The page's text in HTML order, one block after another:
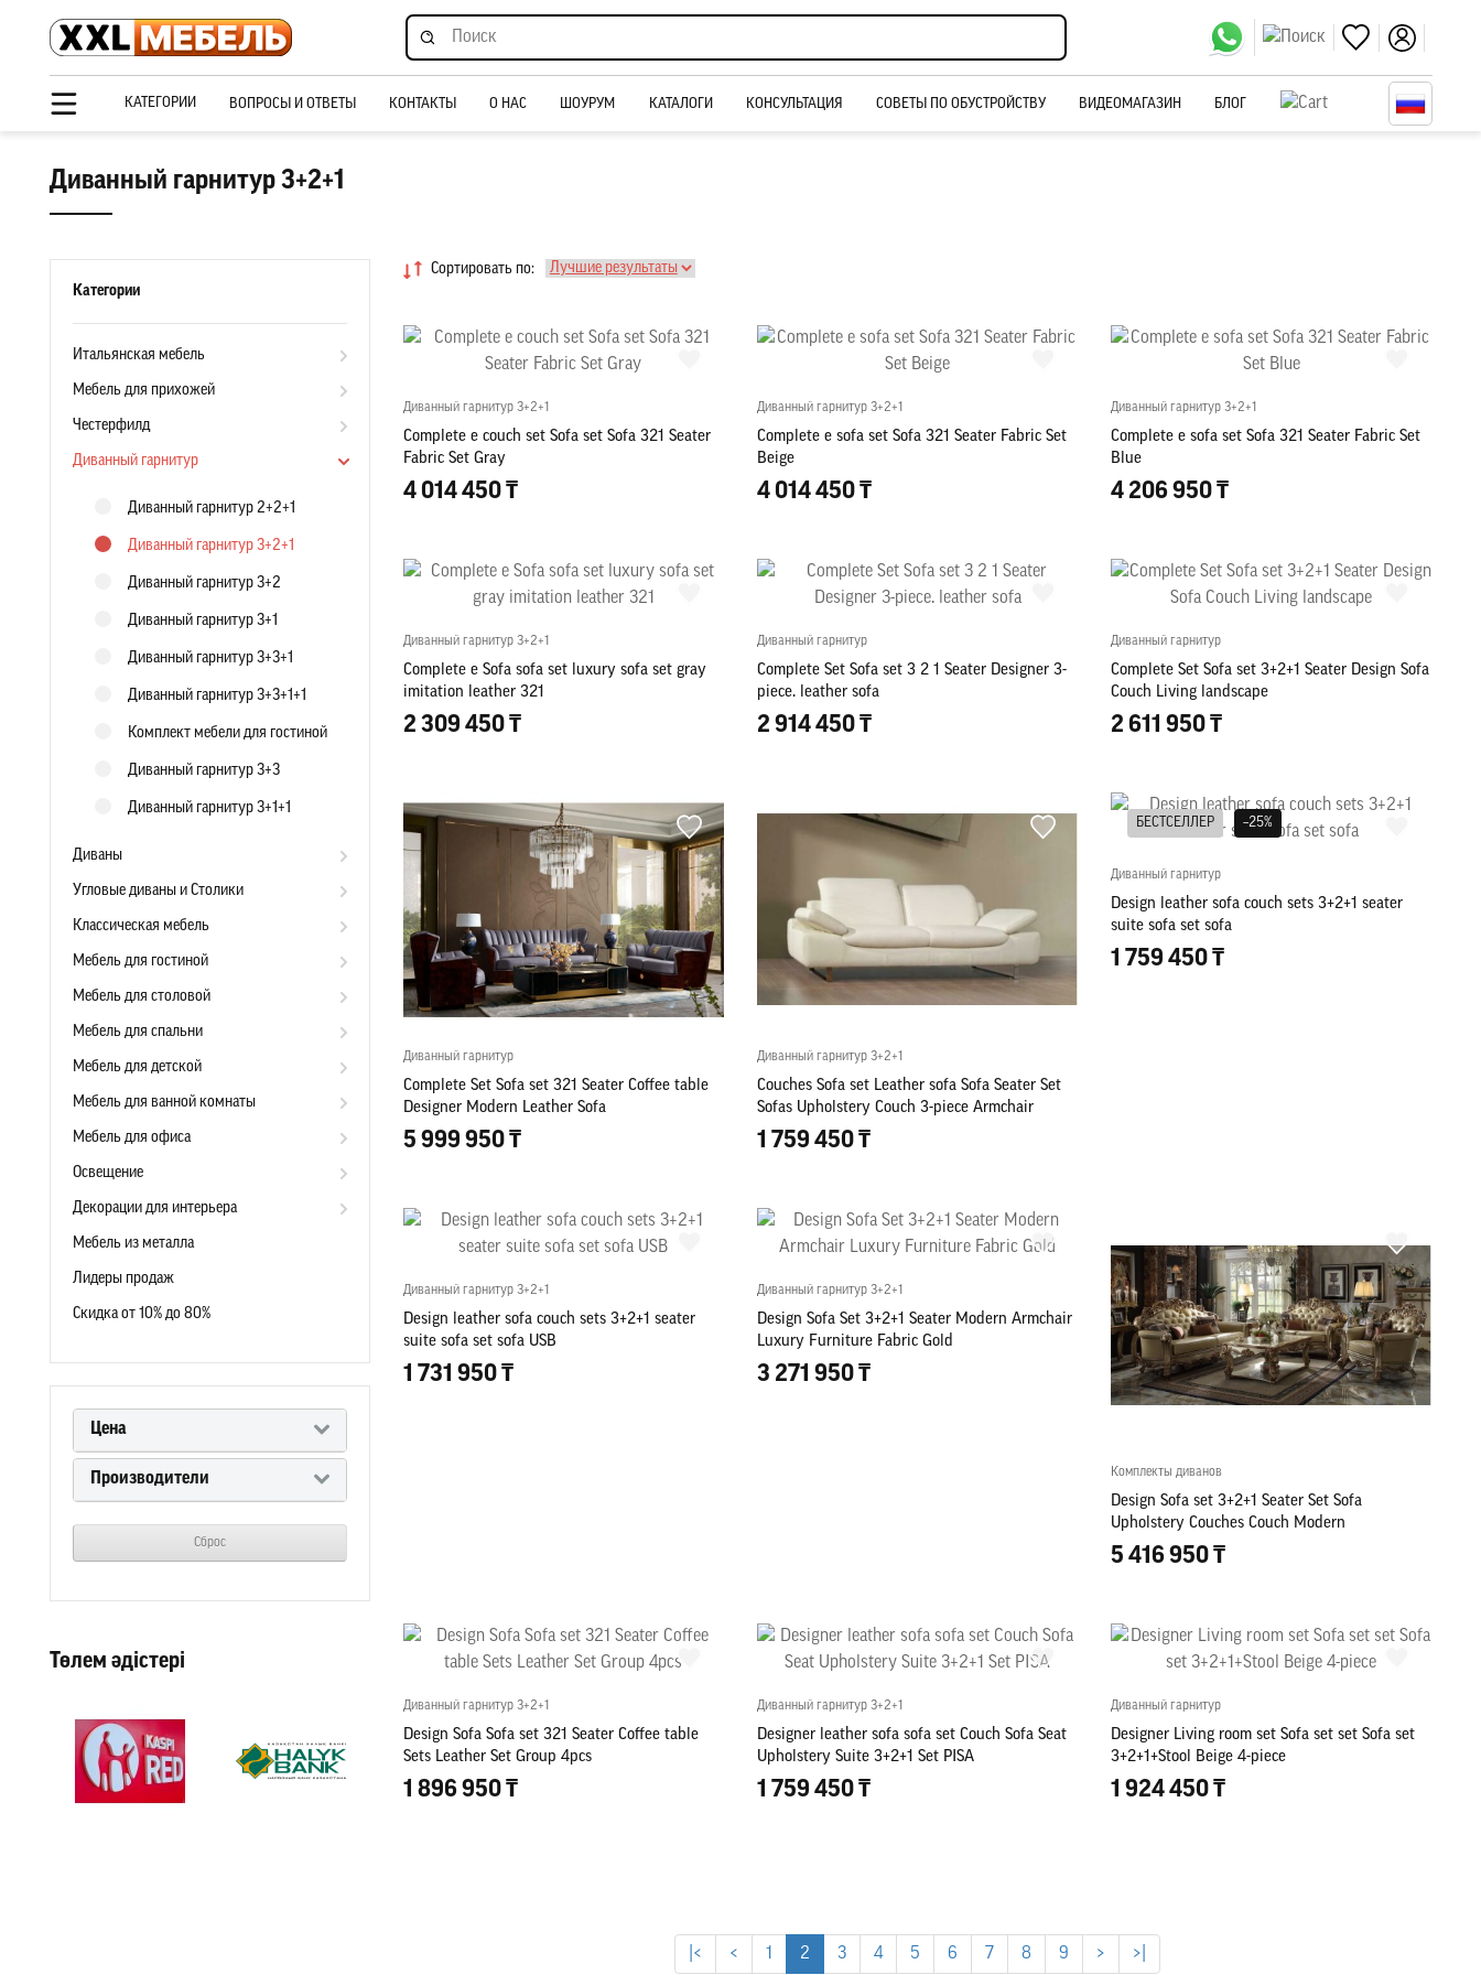
КАТЕГОРИИ ВОПРОСЫ И ОТВЕТЫ КОНТАКТЫ О НАС ШОУРУМ КАТАЛОГИ КОНСУЛЬТАЦИЯ СОВЕТЫ ПО ОБУСТРОЙСТВУ ВИДЕОМАГАЗИН БЛОГ
Диванный гарнитур 3+2+1
Категории
Итальянская мебель
Мебель для прихожей
Честерфилд
Диванный гарнитур
Диванный гарнитур 2+2+1
Диванный гарнитур 3+2+1
Диванный гарнитур 3+2
Диванный гарнитур 3+1
Диванный гарнитур 3+3+1
Диванный гарнитур 3+3+1+1
Комплект мебели для гостиной
Диванный гарнитур 3+3
Диванный гарнитур 3+1+1
Диваны
Угловые диваны и Столики
Классическая мебель
Мебель для гостиной
Мебель для столовой
Мебель для спальни
Мебель для детской
Мебель для ванной комнаты
Мебель для офиса
Освещение
Декорации для интерьера
Мебель из металла
Лидеры продаж
Скидка от 10% до 80%
Цена
Производители
Сброс
Төлем әдістері
Сортировать по:
Диванный гарнитур 3+2+1
Complete e couch set Sofa set Sofa 321 Seater
Fabric Set Gray
4 014 450 ₸
Диванный гарнитур 3+2+1
Complete e sofa set Sofa 321 Seater Fabric Set
Beige
4 014 450 ₸
Диванный гарнитур 3+2+1
Complete e sofa set Sofa 321 Seater Fabric Set
Blue
4 206 950 ₸
Диванный гарнитур 3+2+1
Complete e Sofa sofa set luxury sofa set gray
imitation leather 321
2 309 450 ₸
Диванный гарнитур
Complete Set Sofa set 3 2 1 Seater Designer 3-
piece. leather sofa
2 914 450 ₸
Диванный гарнитур
Complete Set Sofa set 3+2+1 Seater Design Sofa
Couch Living landscape
2 611 950 ₸
Диванный гарнитур
Complete Set Sofa set 321 Seater Coffee table
Designer Modern Leather Sofa
5 999 950 ₸
Диванный гарнитур 3+2+1
Couches Sofa set Leather sofa Sofa Seater Set
Sofas Upholstery Couch 3-piece Armchair
1 759 450 ₸
БЕСТСЕЛЛЕР –25%
Диванный гарнитур
Design leather sofa couch sets 3+2+1 seater
suite sofa set sofa
1 759 450 ₸
Диванный гарнитур 3+2+1
Design leather sofa couch sets 3+2+1 seater
suite sofa set sofa USB
1 731 950 ₸
Диванный гарнитур 3+2+1
Design Sofa Set 3+2+1 Seater Modern Armchair
Luxury Furniture Fabric Gold
3 271 950 ₸
Комплекты диванов
Design Sofa set 3+2+1 Seater Set Sofa
Upholstery Couches Couch Modern
5 416 950 ₸
Диванный гарнитур 3+2+1
Design Sofa Sofa set 321 Seater Coffee table
Sets Leather Set Group 4pcs
1 896 950 ₸
Диванный гарнитур 3+2+1
Designer leather sofa sofa set Couch Sofa Seat
Upholstery Suite 3+2+1 Set PISA
1 759 450 ₸
Диванный гарнитур
Designer Living room set Sofa set set Sofa set
3+2+1+Stool Beige 4-piece
1 924 450 ₸
|< < 1 2 3 4 5 6 7 8 9 > >|